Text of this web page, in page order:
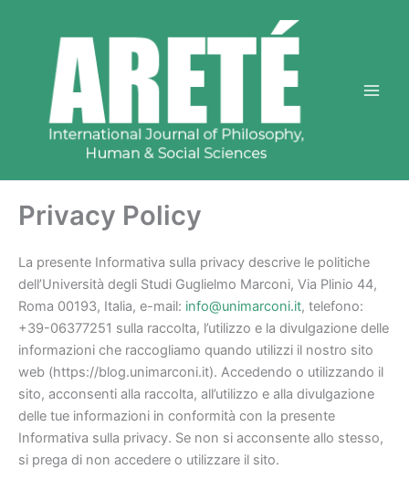
contenuto
Privacy Policy
La presente Informativa sulla privacy descrive le politiche
dell’Università degli Studi Guglielmo Marconi, Via Plinio 44,
Roma 00193, Italia, e-mail: info@unimarconi.it, telefono:
+39-06377251 sulla raccolta, l’utilizzo e la divulgazione delle
informazioni che raccogliamo quando utilizzi il nostro sito
web (https://blog.unimarconi.it). Accedendo o utilizzando il
sito, acconsenti alla raccolta, all’utilizzo e alla divulgazione
delle tue informazioni in conformità con la presente
Informativa sulla privacy. Se non si acconsente allo stesso,
si prega di non accedere o utilizzare il sito.